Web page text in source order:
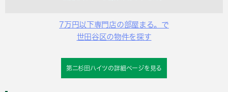
7万円以下専門店の部屋まる。で
世田谷区の物件を探す
第二杉田ハイツの詳細ページを見る